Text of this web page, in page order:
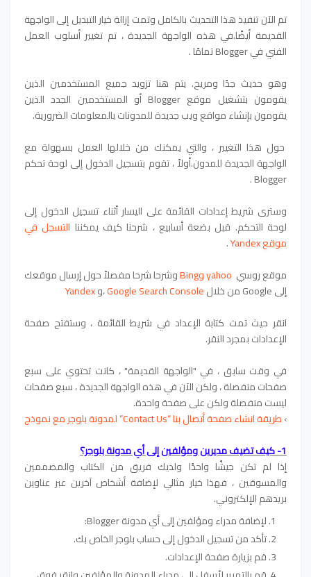
تم الآن تنفيذ هذا التحديث بالكامل وتمت إزالة خيار التبديل إلى الواجهة
القديمة أيضًا.في هذه الواجهة الجديدة ، تم تغيير أسلوب العمل
الفني في Blogger تمامًا .
وهو حديث جدًا ومريح. يتم هنا تزويد جميع المستخدمين الذين
يقومون بتشغيل موقع Blogger أو المستخدمين الجدد الذين
يقومون بإنشاء مواقع ويب جديدة للمدونات بالمعلومات الضرورية.
حول هذا التغيير ، والتي يمكنك من خلالها العمل بسهولة مع
الواجهة الجديدة للمدون.أولاً ، تقوم بتسجيل الدخول إلى لوحة تحكم
Blogger .
وسترى شريط إعدادات القائمة على اليسار أثناء تسجيل الدخول إلى
لوحة التحكم. قبل بضعة أسابيع ، شرحنا كيف يمكننا التسجل في
موقع Yandex
.
موقع روسي yahoo وBing
وشرحا شرحا مفصلاً حول إرسال موقعك
إلى Google من خلال
Google Search Console،وYandex
انقر حيث تمت كتابة الإعداد في شريط القائمة ، وستفتح صفحة
الإعدادات بمجرد النقر.
في وقت سابق ، في "الواجهة القديمة" ، كانت تحتوي على سبع
صفحات منفصلة ، ولكن الآن في هذه الواجهة الجديدة ، سبع صفحات
ليست منفصلة ولكن على صفحة واحدة.
›طريقة انشاء صفحة أتصال بنا “Contact Us” لمدونة بلوجر مع نموذج
1- كيف تضيف مديرين ومؤلفين إلى أي مدونة بلوجر؟
إذا لم تكن جيشًا واحدًا ولديك فريق من الكتاب والمصممين
والمسوقين ، فهذا خيار مثالي لإضافة أشخاص آخرين عبر عناوين
بريدهم الإلكتروني.
لإضافة مدراء ومؤلفين إلى أي مدونة Blogger:
تأكد من تسجيل الدخول إلى حساب بلوجر الخاص بك.
قم بزيارة صفحة الإعدادات.